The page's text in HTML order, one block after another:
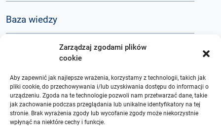
Zarządzaj zgodami plików
cookie
Aby zapewnić jak najlepsze wrażenia, korzystamy z technologii, takich jak
pliki cookie, do przechowywania i/lub uzyskiwania dostępu do informacji o
urządzeniu. Zgoda na te technologie pozwoli nam przetwarzać dane, takie
jak zachowanie podczas przeglądania lub unikalne identyfikatory na tej
stronie. Brak wyrażenia zgody lub wycofanie zgody może niekorzystnie
wpłynąć na niektóre cechy i funkcje.
Baza wiedzy
O nas